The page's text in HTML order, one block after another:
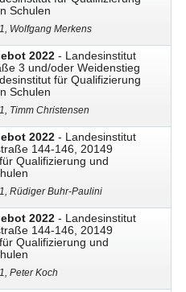
Schulen
Wolfgang Merkens
2022 - Landesinstitut
3 und/oder Weidenstieg
für Qualifizierung
Schulen
Timm Christensen
2022 - Landesinstitut
144-146, 20149
Qualifizierung und
Rüdiger Buhr-Paulini
2022 - Landesinstitut
144-146, 20149
Qualifizierung und
Peter Koch